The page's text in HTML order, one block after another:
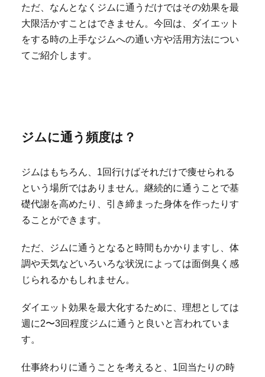
ただ、なんとなくジムに通うだけではその効果を最
大限活かすことはできません。今回は、ダイエット
をする時の上手なジムへの通い方や活用方法につい
てご紹介します。
ジムに通う頻度は？
ジムはもちろん、1回行けばそれだけで痩せられる
という場所ではありません。継続的に通うことで基
礎代謝を高めたり、引き締まった身体を作ったりす
ることができます。
ただ、ジムに通うとなると時間もかかりますし、体
調や天気などいろいろな状況によっては面倒臭く感
じられるかもしれません。
ダイエット効果を最大化するために、理想としては
週に2〜3回程度ジムに通うと良いと言われていま
す。
仕事終わりに通うことを考えると、1回当たりの時